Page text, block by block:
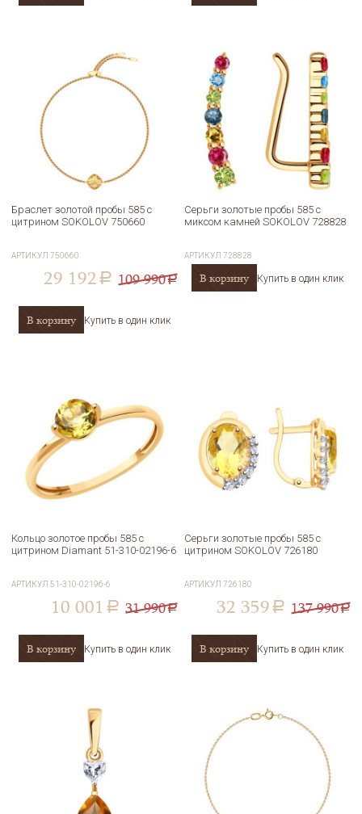
Браслет золотой пробы 585 с
цитрином SOKOLOV 750660
АРТИКУЛ750660
29 192 a 109 990a
В корзину Купить в один клик
Серьги золотые пробы 585 с
миксом камней SOKOLOV 728828
АРТИКУЛ728828
В корзину Купить в один клик
Кольцо золотое пробы 585 с
цитрином Diamant 51-310-02196-6
АРТИКУЛ51-310-02196-6
10 001 a 31 990a
В корзину Купить в один клик
Серьги золотые пробы 585 с
цитрином SOKOLOV 726180
АРТИКУЛ726180
32 359 a 137 990a
В корзину Купить в один клик